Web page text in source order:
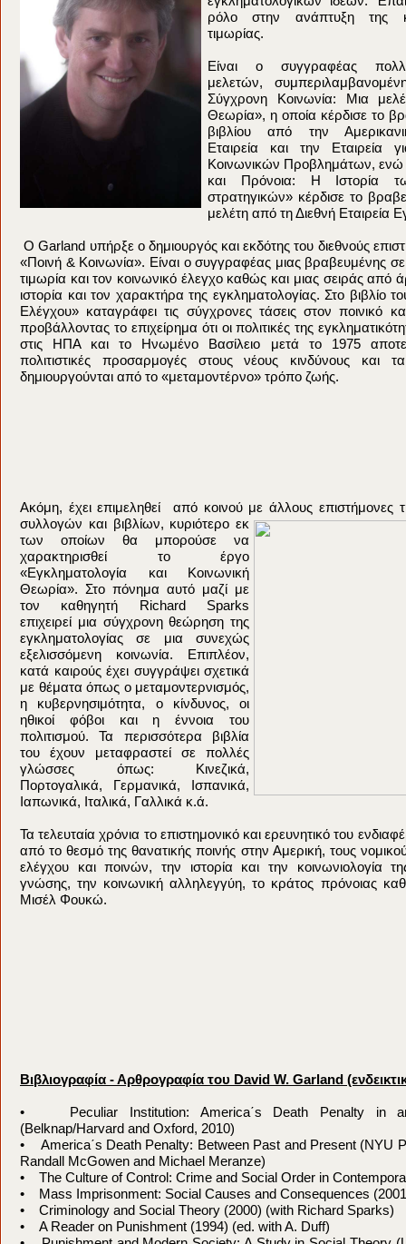
ρόλο στην ανάπτυξη της
τιμωρίας.
Είναι ο συγγραφέας
μελετών,
Σύγχρονη Κοινωνία: Μια
Θεωρία», η οποία κέρδισε το
βιβλίου από την
Εταιρεία και την Εταιρεία
Κοινωνικών Προβλημάτων, ενώ
και Πρόνοια: Η Ιστορία
στρατηγικών» κέρδισε το
μελέτη από τη Διεθνή Εταιρεία
Ο Garland υπήρξε ο δημιουργός και εκδότης του διεθνούς
«Ποινή & Κοινωνία». Είναι ο συγγραφέας μιας βραβευμένης
τιμωρία και τον κοινωνικό έλεγχο καθώς και μιας σειράς από
ιστορία και τον χαρακτήρα της εγκληματολογίας. Στο βιβλίο
Ελέγχου» καταγράφει τις σύγχρονες τάσεις στον ποινικό
προβάλλοντας το επιχείρημα ότι οι πολιτικές της
στις ΗΠΑ και το Ηνωμένο Βασίλειο μετά το 1975
πολιτιστικές προσαρμογές στους νέους κινδύνους και
δημιουργούνται από το «μεταμοντέρνο» τρόπο ζωής.
Aκόμη, έχει επιμεληθεί από κοινού με άλλους επιστήμονες
συλλογών και βιβλίων, κυριότερο εκ
των οποίων θα μπορούσε να
χαρακτηρισθεί το έργο
«Εγκληματολογία και Κοινωνική
Θεωρία». Στο πόνημα αυτό μαζί με
τον καθηγητή Richard Sparks
επιχειρεί μια σύγχρονη θεώρηση της
εγκληματολογίας σε μια συνεχώς
εξελισσόμενη κοινωνία. Επιπλέον,
κατά καιρούς έχει συγγράψει σχετικά
με θέματα όπως ο μεταμοντερνισμός,
η κυβερνησιμότητα, o κίνδυνος, οι
ηθικοί φόβοι και η έννοια του
πολιτισμού. Τα περισσότερα βιβλία
του έχουν μεταφραστεί σε πολλές
γλώσσες όπως: Κινεζικά,
Πορτογαλικά, Γερμανικά, Ισπανικά,
Ιαπωνικά, Ιταλικά, Γαλλικά κ.ά.
Τα τελευταία χρόνια το επιστημονικό και ερευνητικό του
από το θεσμό της θανατικής ποινής στην Αμερική, τους
ελέγχου και ποινών, την ιστορία και την κοινωνιολογία
γνώσης, την κοινωνική αλληλεγγύη, το κράτος πρόνοιας
Μισέλ Φουκώ.
Βιβλιογραφία - Αρθρογραφία του David W. Garland
• Peculiar Institution: America΄s Death Penalty in
(Belknap/Harvard and Oxford, 2010)
• America΄s Death Penalty: Between Past and Present (NYU
Randall McGowen and Michael Meranze)
• The Culture of Control: Crime and Social Order in
• Mass Imprisonment: Social Causes and Consequences
• Criminology and Social Theory (2000) (with Richard Sparks)
• A Reader on Punishment (1994) (ed. with A. Duff)